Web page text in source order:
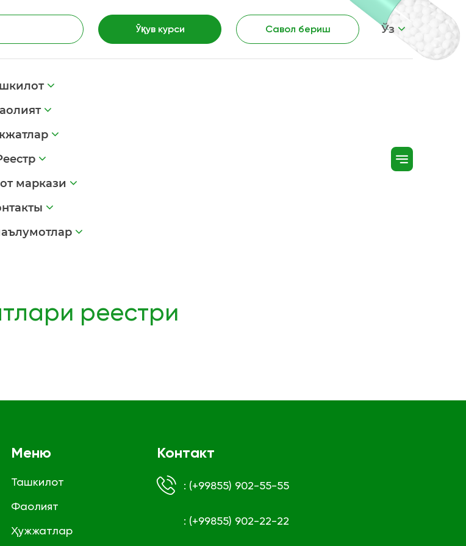
Ўқув курси Савол бериш Ўз
маркази
реестри
Меню
Ташкилот
Фаолият
Ҳужжатлар
Контакт
: (+99855) 902-55-55
: (+99855) 902-22-22